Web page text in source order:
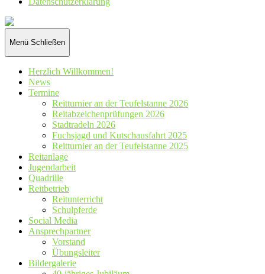
Reiterverein
St.
Hubertus
Menü Schließen
Herzlich Willkommen!
News
Termine
Reitturnier an der Teufelstanne 2026
Reitabzeichenprüfungen 2026
Stadtradeln 2026
Fuchsjagd und Kutschausfahrt 2025
Reitturnier an der Teufelstanne 2025
Reitanlage
Jugendarbeit
Quadrille
Reitbetrieb
Reitunterricht
Schulpferde
Social Media
Ansprechpartner
Vorstand
Übungsleiter
Bildergalerie